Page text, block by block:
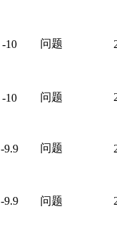
-10 问题
-10 问题
-9.9 问题
-9.9 问题